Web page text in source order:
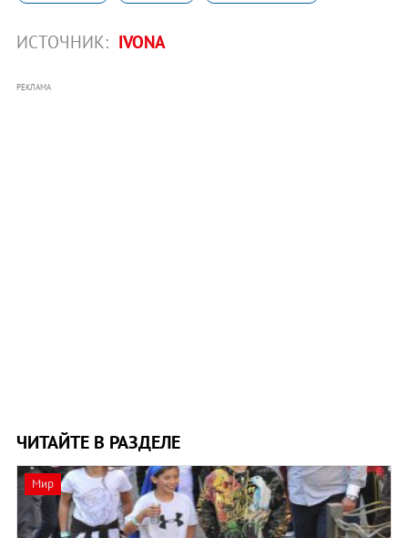
ИСТОЧНИК: IVONA
РЕКЛАМА
ЧИТАЙТЕ В РАЗДЕЛЕ
Мир